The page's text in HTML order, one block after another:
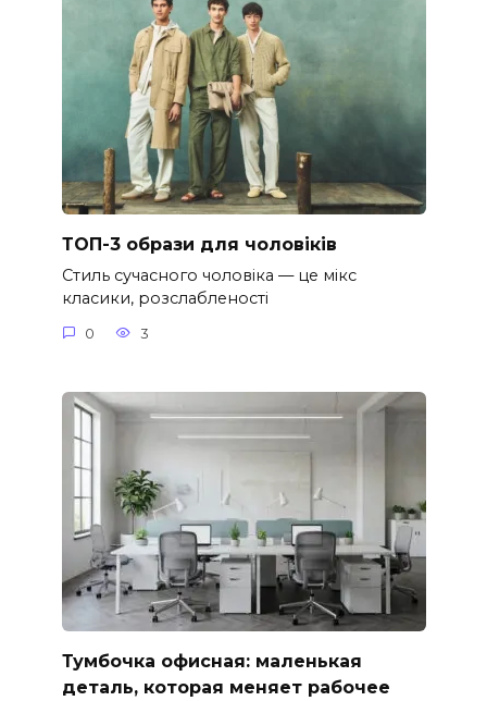
ТОП-3 образи для чоловіків
Стиль сучасного чоловіка — це мікс
класики, розслабленості
0 3
Тумбочка офисная: маленькая
деталь, которая меняет рабочее